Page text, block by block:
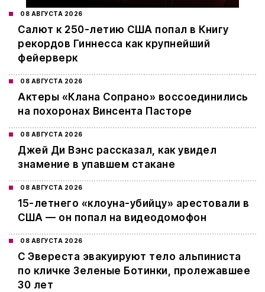
08 АВГУСТА 2026
Салют к 250-летию США попал в Книгу
рекордов Гиннесса как крупнейший
фейерверк
08 АВГУСТА 2026
Актеры «Клана Сопрано» воссоединились
на похоронах Винсента Пасторе
08 АВГУСТА 2026
Джей Ди Вэнс рассказал, как увидел
знамение в упавшем стакане
08 АВГУСТА 2026
15-летнего «клоуна-убийцу» арестовали в
США — он попал на видеодомофон
08 АВГУСТА 2026
С Эвереста эвакуируют тело альпиниста
по кличке Зеленые Ботинки, пролежавшее
30 лет